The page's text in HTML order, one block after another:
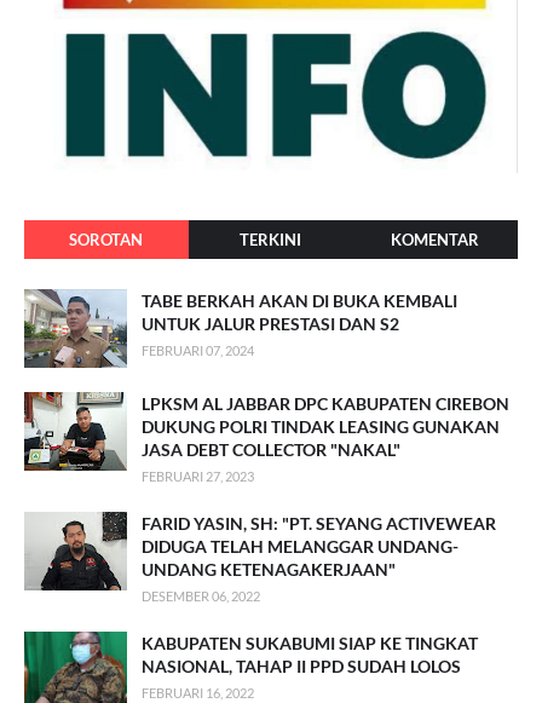
SOROTAN TERKINI KOMENTAR
TABE BERKAH AKAN DI BUKA KEMBALI
UNTUK JALUR PRESTASI DAN S2
FEBRUARI 07, 2024
LPKSM AL JABBAR DPC KABUPATEN CIREBON
DUKUNG POLRI TINDAK LEASING GUNAKAN
JASA DEBT COLLECTOR "NAKAL"
FEBRUARI 27, 2023
FARID YASIN, SH: "PT. SEYANG ACTIVEWEAR
DIDUGA TELAH MELANGGAR UNDANG-
UNDANG KETENAGAKERJAAN"
DESEMBER 06, 2022
KABUPATEN SUKABUMI SIAP KE TINGKAT
NASIONAL, TAHAP II PPD SUDAH LOLOS
FEBRUARI 16, 2022